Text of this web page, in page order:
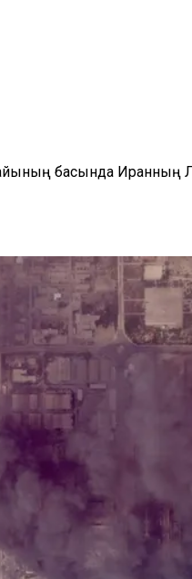
айының басында